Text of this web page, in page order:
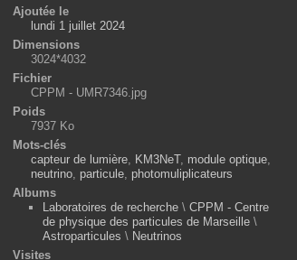
Ajoutée le
lundi 1 juillet 2024
Dimensions
3024*4032
Fichier
CPPM - UMR7346.jpg
Poids
7937 Ko
Mots-clés
capteur de lumière, KM3NeT, module optique,
neutrino, particule, photomuliplicateurs
Albums
Laboratoires de recherche\ CPPM - Centre
de physique des particules de Marseille\
Astroparticules \ Neutrinos
Visites